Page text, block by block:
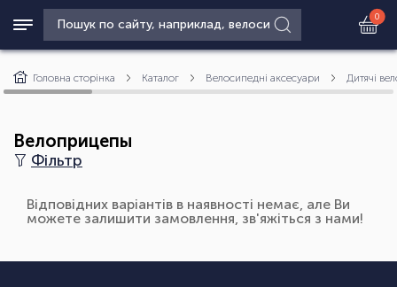
0
Головна сторінка Каталог Велосипедні аксесуари Дитячі
Велоприцепы
Фільтр
Відповідних варіантів в наявності немає, але Ви
можете залишити замовлення, зв'яжіться з нами!